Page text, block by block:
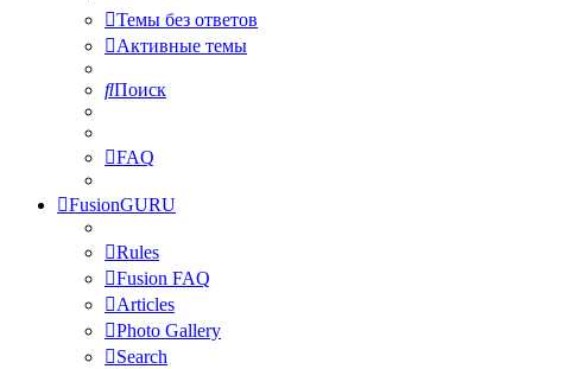
Темы без ответов
Активные темы
Поиск
FAQ
FusionGURU
Rules
Fusion FAQ
Articles
Photo Gallery
Search